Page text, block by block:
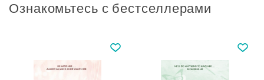
Ознакомьтесь с бестселлерами